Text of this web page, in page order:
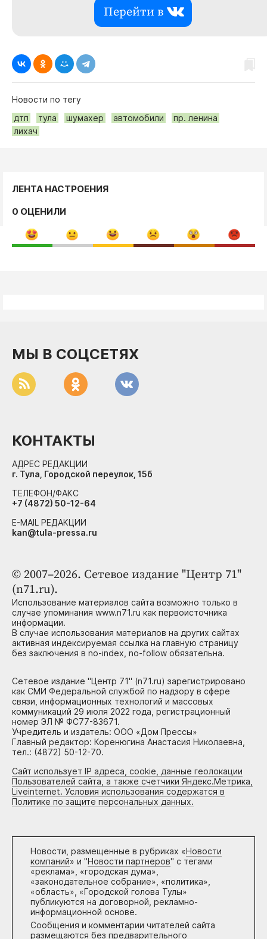
Перейти в
Новости по тегу
дтп
тула шумахер автомобили
пр. ленина
лихач
ЛЕНТА НАСТРОЕНИЯ
0 ОЦЕНИЛИ
© 2007–2026. Сетевое издание "Центр 71"
(n71.ru).
Использование материалов сайта возможно только в
случае упоминания www.n71.ru как первоисточника
информации.
В случае использования материалов на других сайтах
активная индексируемая ссылка на главную страницу
без заключения в no-index, no-follow обязательна.
Сетевое издание "Центр 71" (n71.ru) зарегистрировано
как СМИ Федеральной службой по надзору в сфере
связи, информационных технологий и массовых
коммуникаций 29 июля 2022 года, регистрационный
номер ЭЛ № ФС77-83671.
Учредитель и издатель: ООО «Дом Прессы»
Главный редактор: Коренюгина Анастасия Николаевна,
тел.: (4872) 50-12-70.
Сайт использует IP адреса, cookie, данные геолокации
Пользователей сайта, а также счетчики Яндекс.Метрика,
Liveinternet. Условия использования содержатся в
Политике по защите персональных данных.
Новости, размещенные в рубриках «Новости
компаний» и "Новости партнеров" с тегами
«реклама», «городская дума»,
«законодательное собрание», «политика»,
«область», «Городской голова Тулы»
публикуются на договорной, рекламно-
информационной основе.
Сообщения и комментарии читателей сайта
размещаются без предварительного
МЫ В СОЦСЕТЯХ
КОНТАКТЫ
АДРЕС РЕДАКЦИИ
г. Тула, Городской переулок, 15б
ТЕЛЕФОН/ФАКС
+7 (4872) 50-12-64
E-MAIL РЕДАКЦИИ
kan@tula-pressa.ru